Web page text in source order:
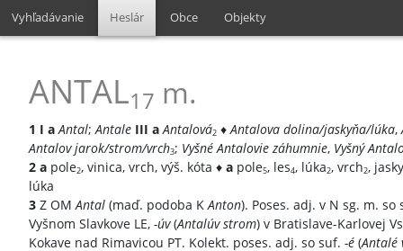
Vyhľadávanie Heslár Obce Objekty
ANTAL17 m.
1 I a Antal;Antale III a Antalová2 ♦Antalova dolina/jaskyňa/lúka,
Antalov jarok/strom/vrch3; Vyšné Antalovie záhumnie, Vyšný
2 a pole2, vinica, vrch, výš. kóta ♦ a pole5, les4, lúka2, vrch2,
lúka
3 Z OMAntal (maď. podoba KAnton). Poses. adj. v N sg. m.
Vyšnom Slavkove LE, -úv(Antalúv strom) v Bratislave-Karlovej
Kokave nad Rimavicou PT. Kolekt. poses. adj. so suf. -é (Antalé